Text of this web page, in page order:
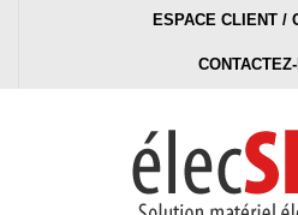
ESPACE CLIENT /